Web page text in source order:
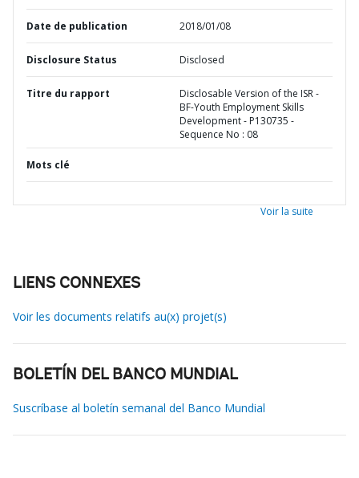
Date de publication 2018/01/08
Disclosure Status Disclosed
Titre du rapport
Disclosable Version of the ISR -
BF-Youth Employment Skills
Development - P130735 -
Sequence No : 08
Mots clé
Voir la suite
LIENS CONNEXES
Voir les documents relatifs au(x) projet(s)
BOLETÍN DEL BANCO MUNDIAL
Suscríbase al boletín semanal del Banco Mundial